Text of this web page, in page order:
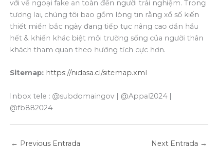
với về ngoại fake an toàn đến người trải nghiệm. Trong
tương lai, chúng tôi bao gồm lòng tin rằng xổ số kiến
thiết miền bắc ngày đang tiếp tục nâng cao dần hầu
hết & khiến khác biệt môi trường sống của người thân
khách tham quan theo hướng tích cực hơn.
Sitemap: https://nidasa.cl/sitemap.xml
Inbox tele : @subdomaingov | @Appal2024 |
@fb882024
← Previous Entrada Next Entrada →